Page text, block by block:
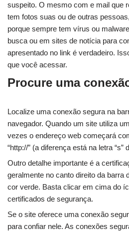
suspeito. O mesmo com e mail que
tem fotos suas ou de outras
porque sempre tem vírus ou
busca ou em sites de notícia para
apresentado no link é verdadeiro.
que você acessar.
Procure uma
Localize uma conexão segura na
navegador. Quando um site utiliza
vezes o endereço web começará
“http://” (a diferença está na letra “s”
Outro detalhe importante é a
geralmente no canto direito da barra
cor verde. Basta clicar em cima do
certificados de segurança.
Se o site oferece uma conexão
para confiar nele. As conexões